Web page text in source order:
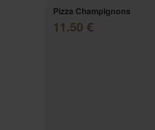
Pizza Champignons
11.50 €